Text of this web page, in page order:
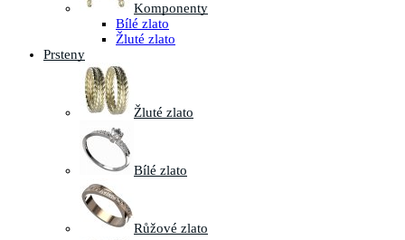
Komponenty
Bílé zlato
Žluté zlato
Prsteny
Žluté zlato
Bílé zlato
Růžové zlato